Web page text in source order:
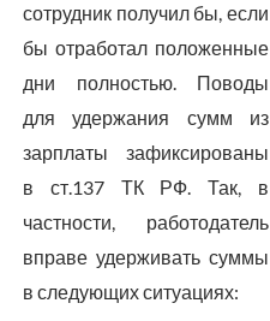
сотрудник получил бы, если
бы отработал положенные
дни полностью. Поводы
для удержания сумм из
зарплаты зафиксированы
в ст.137 ТК РФ. Так, в
частности, работодатель
вправе удерживать суммы
в следующих ситуациях: